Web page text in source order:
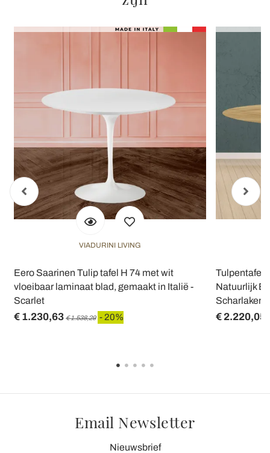
VIADURINI LIVING
Eero Saarinen Tulip tafel H 74 met wit
vloeibaar laminaat blad, gemaakt in Italië -
Scarlet
€ 1.230,63 € 1.538,29 - 20%
Tulpentafel
Natuurlijk
€ 2.220,05
Email Newsletter
Nieuwsbrief